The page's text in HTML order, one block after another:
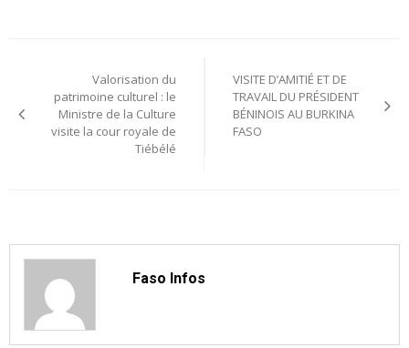
l’article
Valorisation du
patrimoine culturel : le
Ministre de la Culture
visite la cour royale de
Tiébélé
VISITE D’AMITIÉ ET DE
TRAVAIL DU PRÉSIDENT
BÉNINOIS AU BURKINA
FASO
Faso Infos